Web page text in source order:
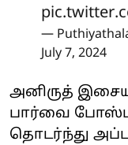
—
July 7, 2024
அனிருத்
பார்வை
தொடர்ந்து